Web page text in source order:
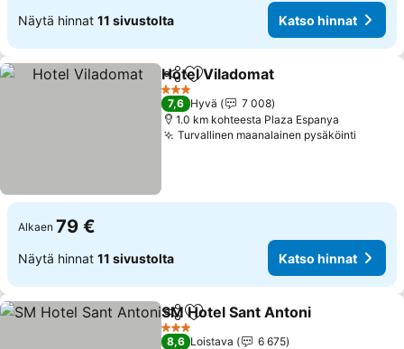
Näytä hinnat 11 sivustolta Katso hinnat
Jaa Lisää suosikkeihin
Hotel Viladomat
3 Tähtiluokitus
7,6 Hyvä
7 008
1.0 km kohteesta Plaza Espanya
Turvallinen maanalainen pysäköinti
Alkaen 79 €
Näytä hinnat 11 sivustolta Katso hinnat
Jaa Lisää suosikkeihin
SM Hotel Sant Antoni
3 Tähtiluokitus
8,6 Loistava
6 675